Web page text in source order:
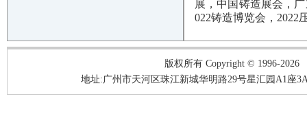
展，中国铸造展会，
022铸造博览会，2022
版权所有 Copyright © 1996-2026
地址:广州市天河区珠江新城华明路29号星汇园A1座